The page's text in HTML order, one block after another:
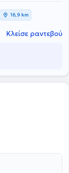
16,9 km
Κλείσε ραντεβού